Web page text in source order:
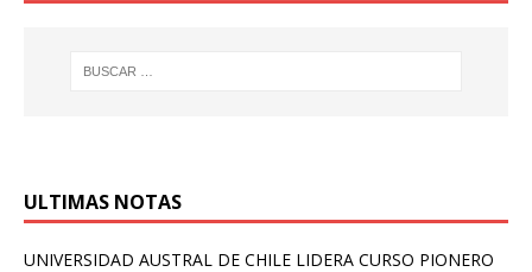
ULTIMAS NOTAS
UNIVERSIDAD AUSTRAL DE CHILE LIDERA CURSO PIONERO